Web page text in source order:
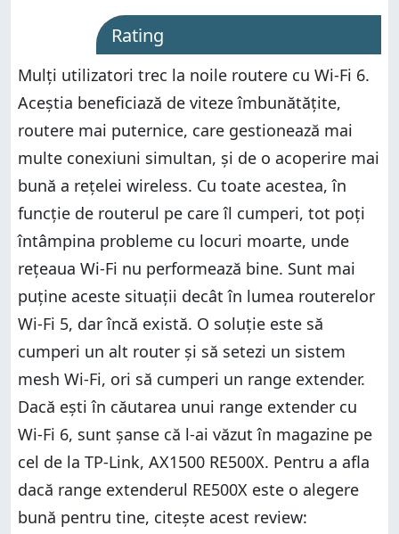
Rating
Mulți utilizatori trec la noile routere cu Wi-Fi 6.
Aceștia beneficiază de viteze îmbunătățite,
routere mai puternice, care gestionează mai
multe conexiuni simultan, și de o acoperire mai
bună a rețelei wireless. Cu toate acestea, în
funcție de routerul pe care îl cumperi, tot poți
întâmpina probleme cu locuri moarte, unde
rețeaua Wi-Fi nu performează bine. Sunt mai
puține aceste situații decât în lumea routerelor
Wi-Fi 5, dar încă există. O soluție este să
cumperi un alt router și să setezi un sistem
mesh Wi-Fi, ori să cumperi un range extender.
Dacă ești în căutarea unui range extender cu
Wi-Fi 6, sunt șanse că l-ai văzut în magazine pe
cel de la TP-Link, AX1500 RE500X. Pentru a afla
dacă range extenderul RE500X este o alegere
bună pentru tine, citește acest review: